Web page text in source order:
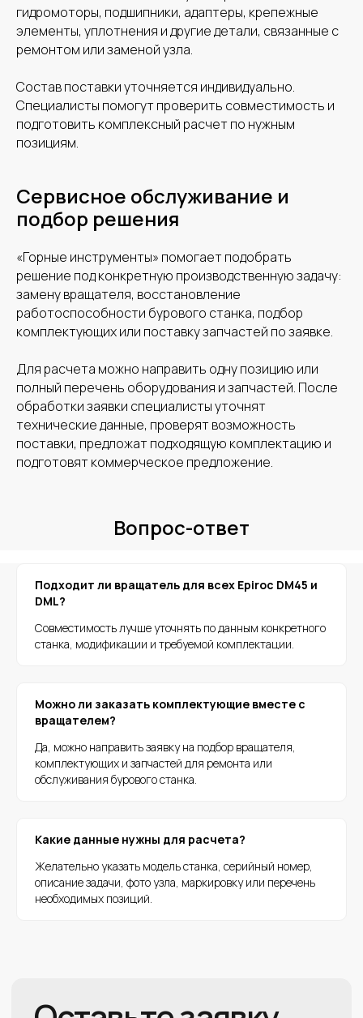
гидромоторы, подшипники, адаптеры, крепежные
элементы, уплотнения и другие детали, связанные с
ремонтом или заменой узла.
Состав поставки уточняется индивидуально.
Специалисты помогут проверить совместимость и
подготовить комплексный расчет по нужным
позициям.
Сервисное обслуживание и
подбор решения
«Горные инструменты» помогает подобрать
решение под конкретную производственную задачу:
замену вращателя, восстановление
работоспособности бурового станка, подбор
комплектующих или поставку запчастей по заявке.
Для расчета можно направить одну позицию или
полный перечень оборудования и запчастей. После
обработки заявки специалисты уточнят
технические данные, проверят возможность
поставки, предложат подходящую комплектацию и
подготовят коммерческое предложение.
Вопрос-ответ
Подходит ли вращатель для всех Epiroc DM45 и
DML?
Совместимость лучше уточнять по данным конкретного
станка, модификации и требуемой комплектации.
Можно ли заказать комплектующие вместе с
вращателем?
Да, можно направить заявку на подбор вращателя,
комплектующих и запчастей для ремонта или
обслуживания бурового станка.
Какие данные нужны для расчета?
Желательно указать модель станка, серийный номер,
описание задачи, фото узла, маркировку или перечень
необходимых позиций.
Оставьте заявку
для получения
комплексного
расчета
Загрузите файл, а мы подготовим
комплексный расчет по номенклатуре
со сроками и условиями доставки
+7
на обработку своих
Отправить заявку на расчет